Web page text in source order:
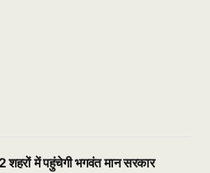
शहरों में पहुंचेगी भगवंत मान सरकार